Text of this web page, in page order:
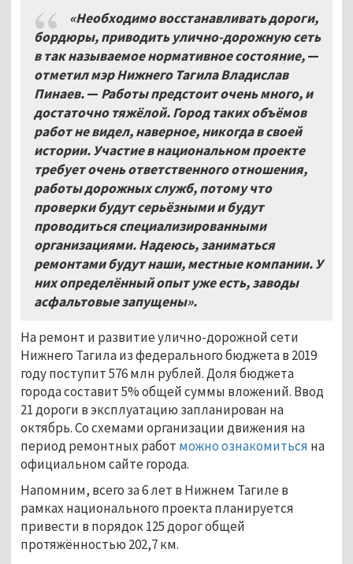
«Необходимо восстанавливать дороги,
бордюры, приводить улично-дорожную сеть
в так называемое нормативное состояние,—
отметил мэр Нижнего Тагила Владислав
Пинаев.— Работы предстоит очень много, и
достаточно тяжёлой. Город таких объёмов
работ не видел, наверное, никогда в своей
истории. Участие в национальном проекте
требует очень ответственного отношения,
работы дорожных служб, потому что
проверки будут серьёзными и будут
проводиться специализированными
организациями. Надеюсь, заниматься
ремонтами будут наши, местные компании. У
них определённый опыт уже есть, заводы
асфальтовые запущены».
На ремонт и развитие улично-дорожной сети
Нижнего Тагила из федерального бюджета в 2019
году поступит 576 млн рублей. Доля бюджета
города составит 5% общей суммы вложений. Ввод
21 дороги в эксплуатацию запланирован на
октябрь. Со схемами организации движения на
период ремонтных работ можно ознакомиться на
официальном сайте города.
Напомним, всего за 6 лет в Нижнем Тагиле в
рамках национального проекта планируется
привести в порядок 125 дорог общей
протяжённостью 202,7 км.